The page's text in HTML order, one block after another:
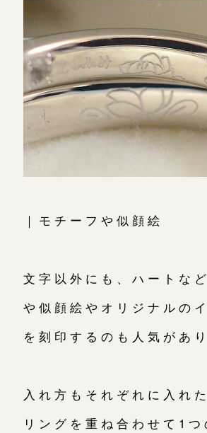
｜モチーフや似顔絵
文字以外にも、ハートな
や似顔絵やオリジナルの
を刻印するのも人気があ
入れ方もそれぞれに入れ
リングを重ね合わせて1つ